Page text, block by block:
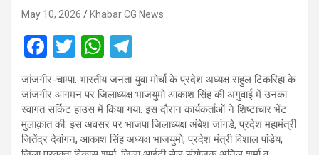
May 10, 2026 Khabar CG News
F
a
ce
b
o
T
wi
tt
er
W
h
at
s
A
el
e
gr
a
जांजगीर-चाम्पा. भारतीय जनता युवा मोर्चा के प्रदेश अध्यक्ष राहुल टिकरिहा के
जांजगीर आगमन पर जिलाध्यक्ष भाजयुमो आकाश सिंह की अगुवाई में उनका
स्वागत सर्किट हाउस में किया गया. इस दौरान कार्यकर्ताओं ने शिष्टाचार भेंट
मुलाक़ात की. इस अवसर पर भाजपा जिलाध्यक्ष अंबेश जांगड़े, प्रदेश महामंत्री
जितेंद्र देवांगन, आकाश सिंह अध्यक्ष भाजयुमो, प्रदेश मंत्री विशाल पांडेय,